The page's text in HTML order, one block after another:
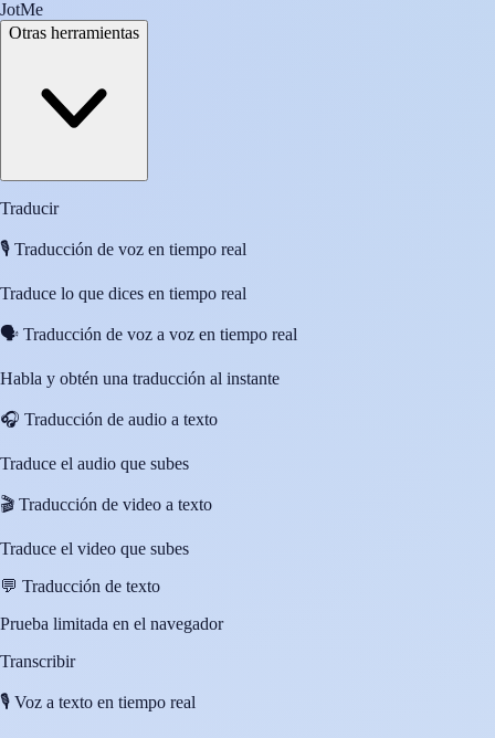
JotMe
Otras herramientas
Traducir
🎙️ Traducción de voz en tiempo real
Traduce lo que dices en tiempo real
🗣️ Traducción de voz a voz en tiempo real
Habla y obtén una traducción al instante
🎧 Traducción de audio a texto
Traduce el audio que subes
🎬 Traducción de video a texto
Traduce el video que subes
💬 Traducción de texto
Prueba limitada en el navegador
Transcribir
🎙️ Voz a texto en tiempo real